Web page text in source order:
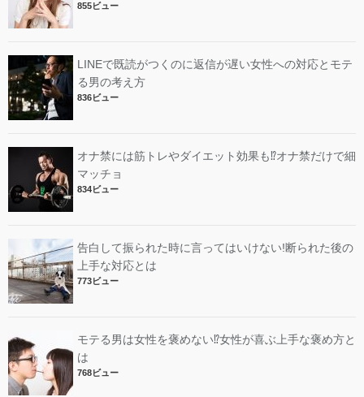
855ビュー
LINEで既読がつくのに返信が遅い女性への対応とモテ
る男の考え方
836ビュー
オナ禁には筋トレやダイエット効果も⁉︎オナ禁だけで細
マッチョ
834ビュー
告白して振られた時に言ってはいけない!断られた後の
上手な対応とは
773ビュー
モテる男は女性を褒めない⁉︎女性が喜ぶ上手な褒め方と
は
768ビュー